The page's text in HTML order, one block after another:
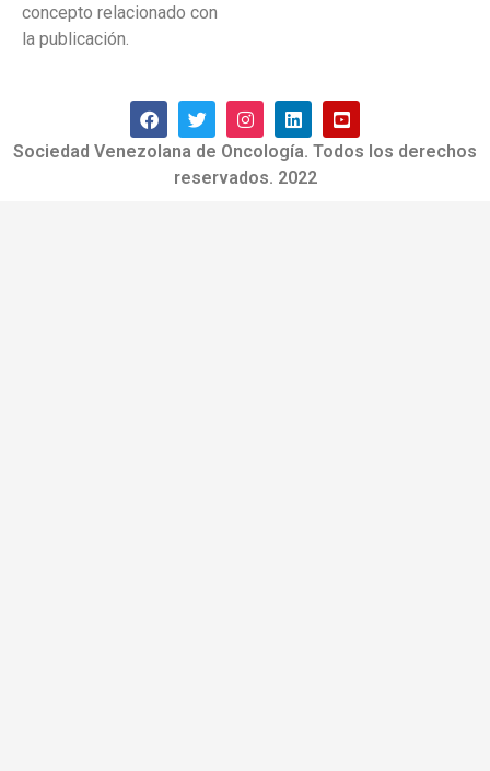
concepto relacionado con
la publicación.
Sociedad Venezolana de Oncología. Todos los derechos
reservados. 2022